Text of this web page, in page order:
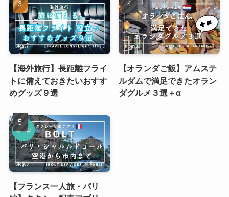
【海外旅行】長距離フライ
トに備えておきたいおすす
めグッズ９選
【オランダご飯】アムステ
ルダムで満足できたオラン
ダグルメ３選＋α
【フランス一人旅・パリ